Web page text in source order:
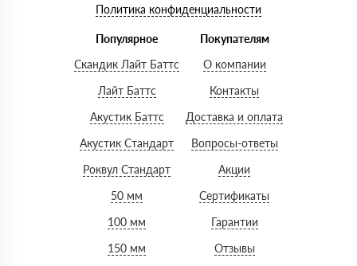
Политика конфиденциальности
Популярное
Скандик Лайт Баттс
Лайт Баттс
Акустик Баттс
Акустик Стандарт
Роквул Стандарт
50 мм
100 мм
150 мм
Покупателям
О компании
Контакты
Доставка и оплата
Вопросы-ответы
Акции
Сертификаты
Гарантии
Отзывы